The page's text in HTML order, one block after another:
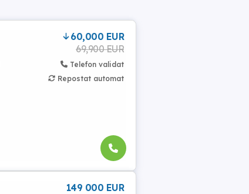
60,000 EUR
69,900 EUR
Telefon validat
Repostat automat
149 000 EUR